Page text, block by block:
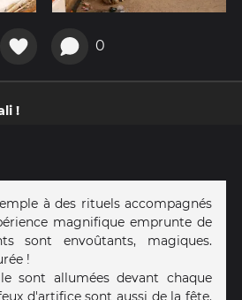
0
!
à des rituels accompagnés
magnifique emprunte de
sont envoûtants, magiques.
!
sont allumées devant chaque
d'artifice sont aussi de la fête.